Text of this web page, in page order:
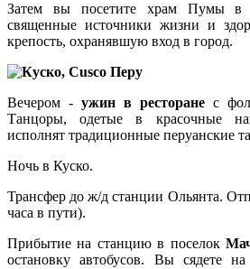
Затем вы посетите храм Пумы в
священные источники жизни и
крепость, охранявшую вход в город.
Вечером - ужин в ресторане с
Танцоры, одетые в красочные
исполнят традиционные перуанские
Ночь в Куско.
Трансфер до ж/д станции Ольянта.
часа в пути).
Прибытие на станцию в поселок
остановку автобусов. Вы сядете